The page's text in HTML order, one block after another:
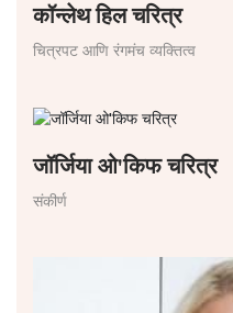
कॉन्लेथ हिल चरित्र
चित्रपट आणि रंगमंच व्यक्तित्व
जॉर्जिया ओ'किफ चरित्र
संकीर्ण